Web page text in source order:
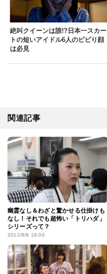
絶叫クイーンは誰!?日本一スカー
トの短いアイドル6人のビビり顔
は必見
関連記事
幽霊なし＆わざと驚かせる仕掛けも
なし！それでも超怖い「トリハダ」
シリーズって？
2012/9/8 18:00